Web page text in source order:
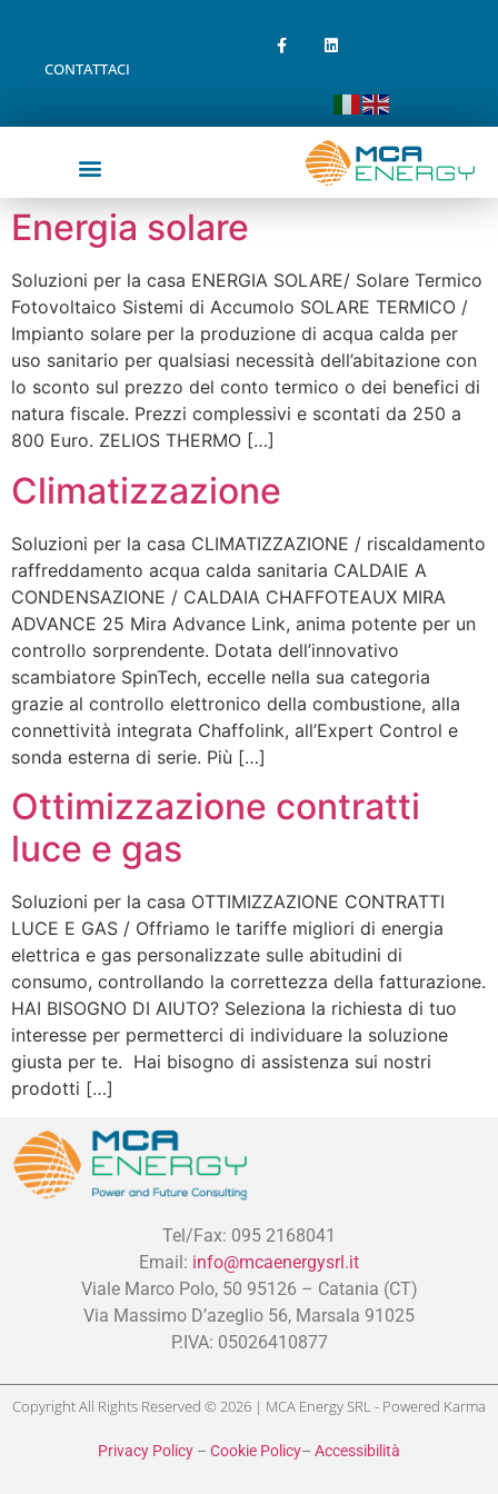
CONTATTACI
Energia solare
Soluzioni per la casa ENERGIA SOLARE/ Solare Termico
Fotovoltaico Sistemi di Accumolo SOLARE TERMICO /
Impianto solare per la produzione di acqua calda per
uso sanitario per qualsiasi necessità dell’abitazione con
lo sconto sul prezzo del conto termico o dei benefici di
natura fiscale. Prezzi complessivi e scontati da 250 a
800 Euro. ZELIOS THERMO […]
Climatizzazione
Soluzioni per la casa CLIMATIZZAZIONE / riscaldamento
raffreddamento acqua calda sanitaria CALDAIE A
CONDENSAZIONE / CALDAIA CHAFFOTEAUX MIRA
ADVANCE 25 Mira Advance Link, anima potente per un
controllo sorprendente. Dotata dell’innovativo
scambiatore SpinTech, eccelle nella sua categoria
grazie al controllo elettronico della combustione, alla
connettività integrata Chaffolink, all’Expert Control e
sonda esterna di serie. Più […]
Ottimizzazione contratti
luce e gas
Soluzioni per la casa OTTIMIZZAZIONE CONTRATTI
LUCE E GAS / Offriamo le tariffe migliori di energia
elettrica e gas personalizzate sulle abitudini di
consumo, controllando la correttezza della fatturazione.
HAI BISOGNO DI AIUTO? Seleziona la richiesta di tuo
interesse per permetterci di individuare la soluzione
giusta per te. Hai bisogno di assistenza sui nostri
prodotti […]
Tel/Fax: 095 2168041
Email: info@mcaenergysrl.it
Viale Marco Polo, 50 95126 – Catania (CT)
Via Massimo D’azeglio 56, Marsala 91025
P.IVA: 05026410877
Copyright All Rights Reserved © 2026 | MCA Energy SRL - Powered Karma
Privacy Policy – Cookie Policy– Accessibilità